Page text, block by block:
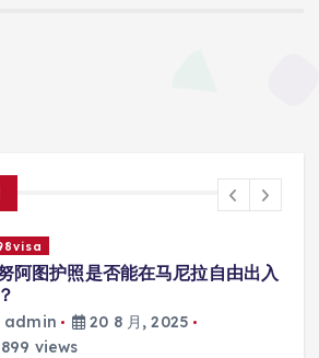
阿图护照是否能在马尼拉自由出入
admin
20 8 月, 2025
views